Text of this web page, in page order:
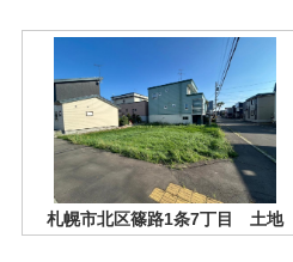
札幌市北区篠路1条7丁目 土地